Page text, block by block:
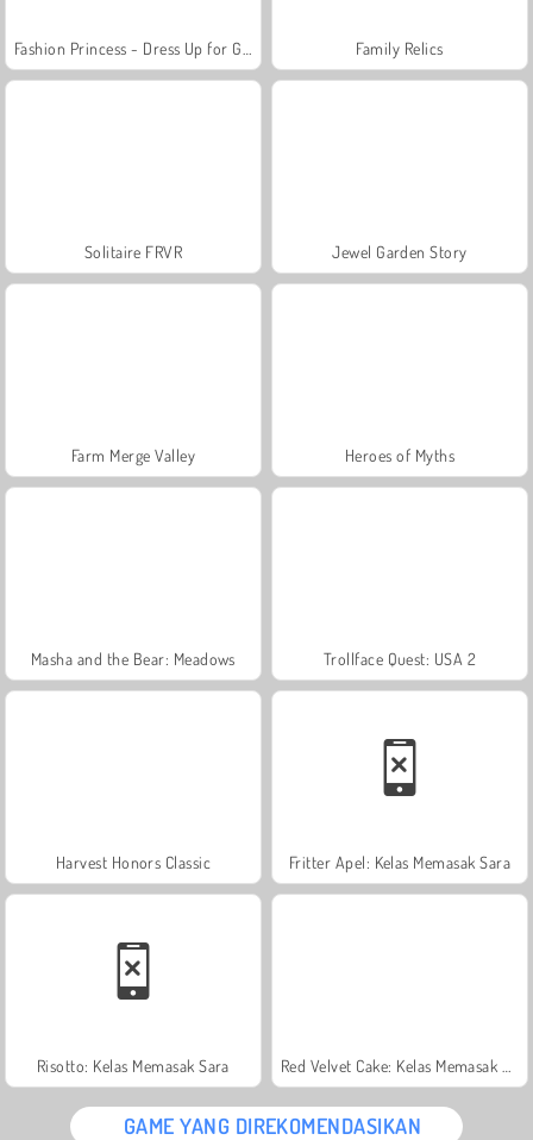
Family Relics
Solitaire FRVR Jewel Garden Story
Farm Merge Valley Heroes of Myths
Masha and the Bear: Meadows Trollface Quest: USA 2
Harvest Honors Classic Fritter Apel: Kelas Memasak Sara
Risotto: Kelas Memasak Sara
GAME YANG DIREKOMENDASIKAN